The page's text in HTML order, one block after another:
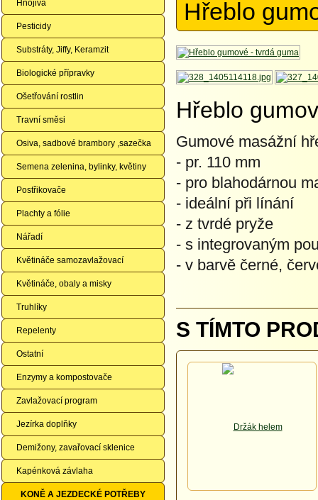
Hnojiva
Pesticidy
Substráty, Jiffy, Keramzit
Biologické přípravky
Ošetřování rostlin
Travní směsi
Osiva, sadbové brambory ,sazečka
Semena zelenina, bylinky, květiny
Postřikovače
Plachty a fólie
Nářadí
Květináče samozavlažovací
Květináče, obaly a misky
Truhlíky
Repelenty
Ostatní
Enzymy a kompostovače
Zavlažovací program
Jezírka doplňky
Demižony, zavařovací sklenice
Kapénková závlaha
KONĚ A JEZDECKÉ POTŘEBY
Hřeblo
Hřeblo
Gumové masážní
- pr. 110 mm
- pro blahodárnou
- ideální při línání
- z tvrdé pryže
- s integrovaným
- v barvě černé,
S TÍMTO